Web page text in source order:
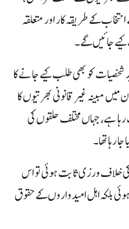
کے طریقہ کار اور متعلقہ
جائیں گے۔
شخصیات کو بھی طلب کیے جانے کا
میں مبینہ غیر قانونی بھرتیوں کا
ہے، جہاں مختلف حلقوں کی
رہا تھا۔
کی خلاف ورزی ثابت ہوئی تو اس
بلکہ اہل امیدواروں کے حقوق